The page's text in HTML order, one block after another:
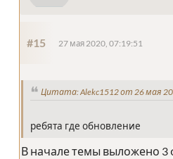
#15 27 мая 2020, 07:19:51
Цитата: Alekc1512 от 26 мая
ребята где обновление
В начале темы выложено 3